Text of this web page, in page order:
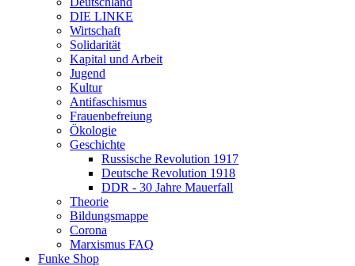
DIE LINKE
Wirtschaft
Solidarität
Kapital und Arbeit
Jugend
Kultur
Antifaschismus
Frauenbefreiung
Ökologie
Geschichte
Russische Revolution 1917
Deutsche Revolution 1918
DDR - 30 Jahre Mauerfall
Theorie
Bildungsmappe
Corona
Marxismus FAQ
Funke Shop